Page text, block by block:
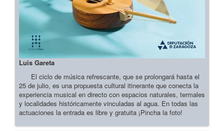
Luis Gareta
El ciclo de música refrescante, que se prolongará hasta el
25 de julio, es una propuesta cultural itinerante que conecta la
experiencia musical en directo con espacios naturales, termales
y localidades históricamente vinculadas al agua. En todas las
actuaciones la entrada es libre y gratuita ¡Pincha la foto!